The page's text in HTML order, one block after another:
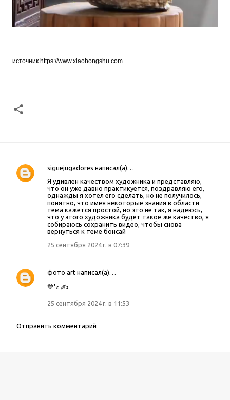
источник https://www.xiaohongshu.com
К
о
и
и
siguejugadores написал(а)…
Я удивлен качеством художника и представляю,
что он уже давно практикуется, поздравляю его,
однажды я хотел его сделать, но не получилось,
понятно, что имея некоторые знания в области
тема кажется простой, но это не так, я надеюсь,
что у этого художника будет такое же качество, я
собираюсь сохранить видео, чтобы снова
вернуться к теме бонсай
25 сентября 2024 г. в 07:39
фото art написал(а)…
💙'z ✍
25 сентября 2024 г. в 11:53
Отправить комментарий